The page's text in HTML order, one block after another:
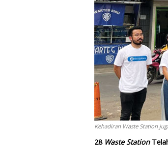
Kehadiran Waste Station
28 Waste Station